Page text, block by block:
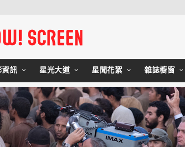
資訊 星光大道 星聞花絮 雜誌櫥窗